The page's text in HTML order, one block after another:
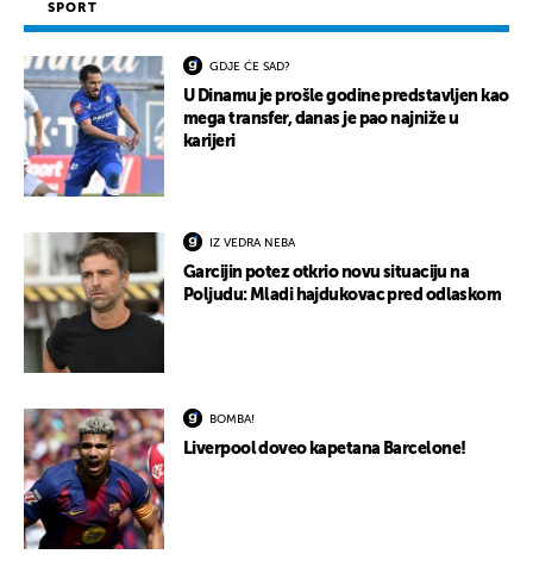
SPORT
GDJE ĆE SAD?
U Dinamu je prošle godine predstavljen kao
mega transfer, danas je pao najniže u
karijeri
IZ VEDRA NEBA
Garcijin potez otkrio novu situaciju na
Poljudu: Mladi hajdukovac pred odlaskom
BOMBA!
Liverpool doveo kapetana Barcelone!